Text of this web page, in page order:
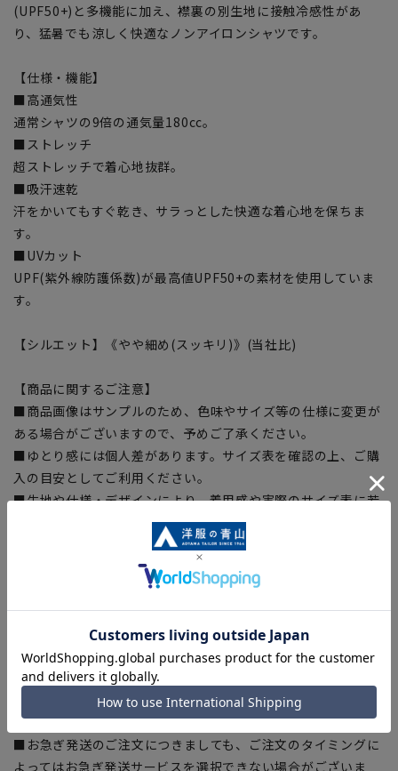
(UPF50+)と多機能に加え、襟裏の別生地に接触冷感性があ
り、猛暑でも涼しく快適なノンアイロンシャツです。
【仕様・機能】
■高通気性
通常シャツの9倍の通気量180cc。
■ストレッチ
超ストレッチで着心地抜群。
■吸汗速乾
汗をかいてもすぐ乾き、サラっとした快適な着心地を保ちま
す。
■UVカット
UPF(紫外線防護係数)が最高値UPF50+の素材を使用していま
す。
【シルエット】《やや細め(スッキリ)》(当社比)
【商品に関するご注意】
■商品画像はサンプルのため、色味やサイズ等の仕様に変更が
ある場合がございますので、予めご了承ください。
■ゆとり感には個人差があります。サイズ表を確認の上、ご購
入の目安としてご利用ください。
■生地や仕様・デザインにより、着用感や実際のサイズ表に若
干の誤差が生じる場合がございます。予めご了承ください。
■サイズスペックは仕上がりサイズを記載しております。一
部、商品現物におすすめサイズ(ヌードサイズ)を記載している
■ブラウザやお使いのモニター環境、また撮影時の室内外の光
加減により、実際の商品と掲載画像の色味が異なる場合がござ
います。
■店舗や各モールサイトと商品在庫を共有しております関係
上、ご注文いただいたタイミングにより欠品が発生し、ご注文
を完了できない場合がございます。予めご了承ください。
■お急ぎ発送のご注文につきましても、ご注文のタイミングに
よってはお急ぎ発送サービスを選択できない場合がございま